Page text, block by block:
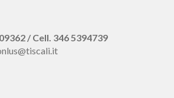
/ Cell. 346 5394739